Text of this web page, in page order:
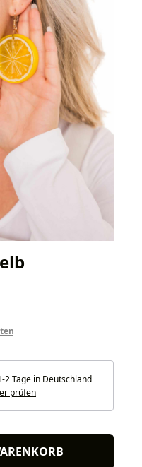
2 Tage in Deutschland
prüfen